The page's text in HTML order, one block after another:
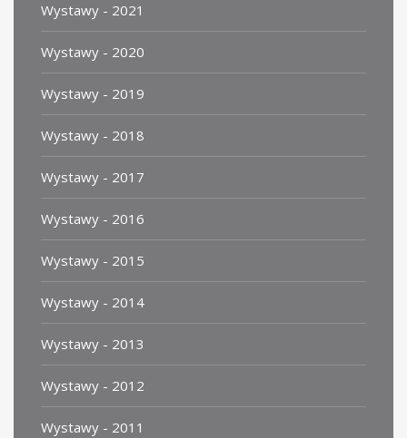
Wystawy - 2021
Wystawy - 2020
Wystawy - 2019
Wystawy - 2018
Wystawy - 2017
Wystawy - 2016
Wystawy - 2015
Wystawy - 2014
Wystawy - 2013
Wystawy - 2012
Wystawy - 2011